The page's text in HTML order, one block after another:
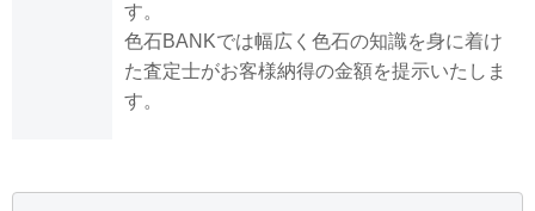
す。
色石BANKでは幅広く色石の知識を身に着け
た査定士がお客様納得の金額を提示いたしま
す。